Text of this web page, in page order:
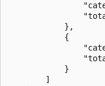
            },
            {
            }
        ]